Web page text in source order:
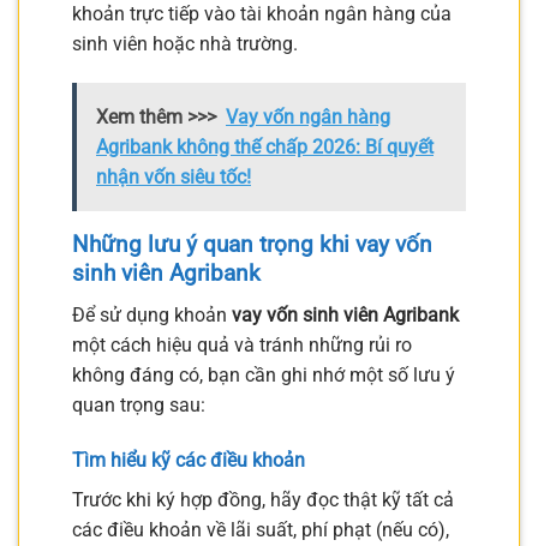
khoản trực tiếp vào tài khoản ngân hàng của
sinh viên hoặc nhà trường.
Xem thêm >>> Vay vốn ngân hàng
Agribank không thế chấp 2026: Bí quyết
nhận vốn siêu tốc!
Những lưu ý quan trọng khi vay vốn
sinh viên Agribank
Để sử dụng khoản vay vốn sinh viên Agribank
một cách hiệu quả và tránh những rủi ro
không đáng có, bạn cần ghi nhớ một số lưu ý
quan trọng sau:
Tìm hiểu kỹ các điều khoản
Trước khi ký hợp đồng, hãy đọc thật kỹ tất cả
các điều khoản về lãi suất, phí phạt (nếu có),